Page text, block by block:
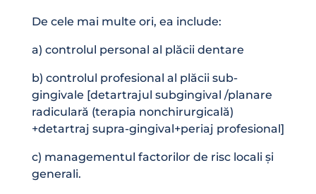
De cele mai multe ori, ea include:
a) controlul personal al plăcii dentare
b) controlul profesional al plăcii sub-
gingivale [detartrajul subgingival /planare
radiculară (terapia nonchirurgicală)
+detartraj supra-gingival+periaj profesional]
c) managementul factorilor de risc locali și
generali.